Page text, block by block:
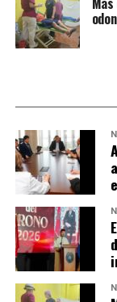
dispuesta a
dependerá del